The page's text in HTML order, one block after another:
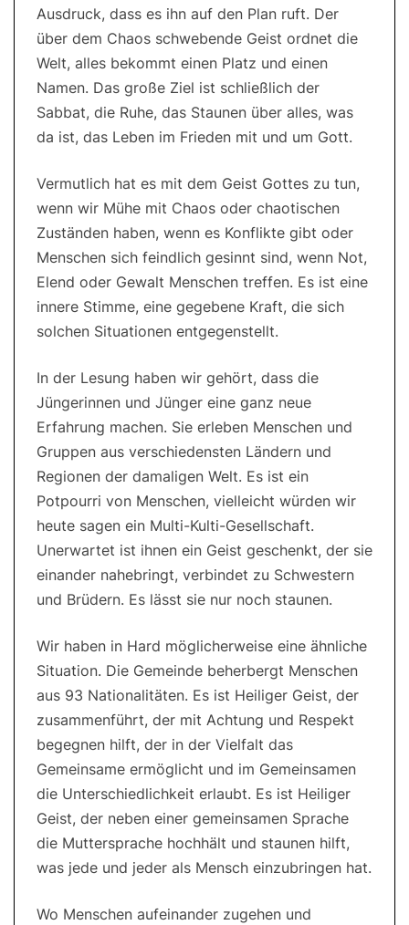
Ausdruck, dass es ihn auf den Plan ruft. Der
über dem Chaos schwebende Geist ordnet die
Welt, alles bekommt einen Platz und einen
Namen. Das große Ziel ist schließlich der
Sabbat, die Ruhe, das Staunen über alles, was
da ist, das Leben im Frieden mit und um Gott.
Vermutlich hat es mit dem Geist Gottes zu tun,
wenn wir Mühe mit Chaos oder chaotischen
Zuständen haben, wenn es Konflikte gibt oder
Menschen sich feindlich gesinnt sind, wenn Not,
Elend oder Gewalt Menschen treffen. Es ist eine
innere Stimme, eine gegebene Kraft, die sich
solchen Situationen entgegenstellt.
In der Lesung haben wir gehört, dass die
Jüngerinnen und Jünger eine ganz neue
Erfahrung machen. Sie erleben Menschen und
Gruppen aus verschiedensten Ländern und
Regionen der damaligen Welt. Es ist ein
Potpourri von Menschen, vielleicht würden wir
heute sagen ein Multi-Kulti-Gesellschaft.
Unerwartet ist ihnen ein Geist geschenkt, der sie
einander nahebringt, verbindet zu Schwestern
und Brüdern. Es lässt sie nur noch staunen.
Wir haben in Hard möglicherweise eine ähnliche
Situation. Die Gemeinde beherbergt Menschen
aus 93 Nationalitäten. Es ist Heiliger Geist, der
zusammenführt, der mit Achtung und Respekt
begegnen hilft, der in der Vielfalt das
Gemeinsame ermöglicht und im Gemeinsamen
die Unterschiedlichkeit erlaubt. Es ist Heiliger
Geist, der neben einer gemeinsamen Sprache
die Muttersprache hochhält und staunen hilft,
was jede und jeder als Mensch einzubringen hat.
Wo Menschen aufeinander zugehen und